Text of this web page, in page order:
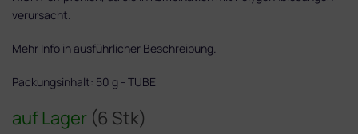
auf Lager (6 Stk)
verursacht.
Mehr Info in ausführlicher Beschreibung.
Packungsinhalt: 50 g - TUBE